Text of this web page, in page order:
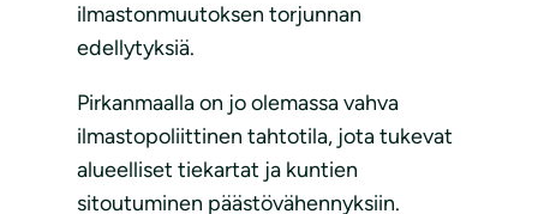
ilmastonmuutoksen torjunnan
edellytyksiä.
Pirkanmaalla on jo olemassa vahva
ilmastopoliittinen tahtotila, jota tukevat
alueelliset tiekartat ja kuntien
sitoutuminen päästövähennyksiin.